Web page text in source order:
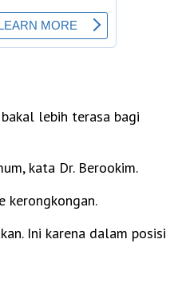
lebih terasa bagi
kata Dr. Berookim.
kerongkongan.
Ini karena dalam posisi